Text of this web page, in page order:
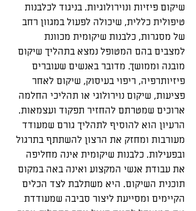
שיקום פיזיות ונוירולוגיות. בניגוד לכלבנות
טיפולית כללית, שיכולה לפעול במגוון רחב
של מסגרות, כלבנות שיקומית מכוונת
למצבים בהם המטופל נמצא בתהליך שיקום
מובנה וממושך. מדובר באנשים שעוברים
פיזיותרפיה, ריפוי בעיסוק, שיקום לאחר
פציעות, שיקום נוירולוגי או תהליכי החלמה
ארוכים שמטרתם להחזיר תפקוד ועצמאות.
הרעיון הוא להוסיף לתהליך גורם שמעודד
מעורבות ומחזק את הרצון להשתתף בתרגול
ובפעילות. כלבנות שיקומית אינה מחליפה
את עבודת אנשי המקצוע ואינה באה במקום
תוכנית השיקום. היא משתלבת לצד הכלים
הקיימים ומסייעת ליצור סביבה שמעודדת